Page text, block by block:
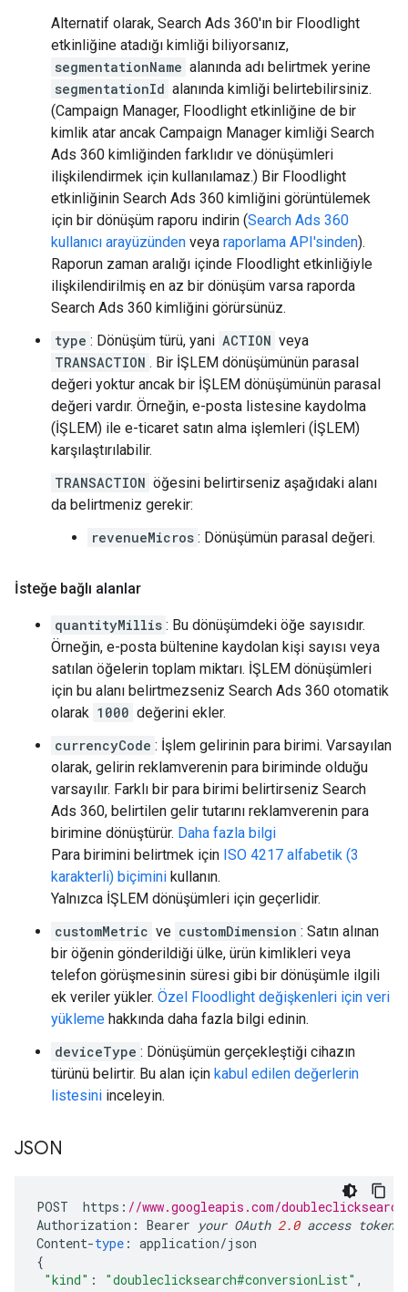
Alternatif olarak, Search Ads 360'ın bir Floodlight
etkinliğine atadığı kimliği biliyorsanız,
segmentationName alanında adı belirtmek yerine
segmentationId alanında kimliği belirtebilirsiniz.
(Campaign Manager, Floodlight etkinliğine de bir
kimlik atar ancak Campaign Manager kimliği Search
Ads 360 kimliğinden farklıdır ve dönüşümleri
ilişkilendirmek için kullanılamaz.) Bir Floodlight
etkinliğinin Search Ads 360 kimliğini görüntülemek
için bir dönüşüm raporu indirin (Search Ads 360
kullanıcı arayüzünden veya raporlama API'sinden).
Raporun zaman aralığı içinde Floodlight etkinliğiyle
ilişkilendirilmiş en az bir dönüşüm varsa raporda
Search Ads 360 kimliğini görürsünüz.
type : Dönüşüm türü, yani ACTION veya
TRANSACTION . Bir İŞLEM dönüşümünün parasal
değeri yoktur ancak bir İŞLEM dönüşümünün parasal
değeri vardır. Örneğin, e-posta listesine kaydolma
(İŞLEM) ile e-ticaret satın alma işlemleri (İŞLEM)
karşılaştırılabilir.
TRANSACTION öğesini belirtirseniz aşağıdaki alanı
da belirtmeniz gerekir:
revenueMicros : Dönüşümün parasal değeri.
İsteğe bağlı alanlar
quantityMillis : Bu dönüşümdeki öğe sayısıdır.
Örneğin, e-posta bültenine kaydolan kişi sayısı veya
satılan öğelerin toplam miktarı. İŞLEM dönüşümleri
için bu alanı belirtmezseniz Search Ads 360 otomatik
olarak 1000 değerini ekler.
currencyCode : İşlem gelirinin para birimi. Varsayılan
olarak, gelirin reklamverenin para biriminde olduğu
varsayılır. Farklı bir para birimi belirtirseniz Search
Ads 360, belirtilen gelir tutarını reklamverenin para
birimine dönüştürür. Daha fazla bilgi
Para birimini belirtmek için ISO 4217 alfabetik (3
karakterli) biçimini kullanın.
Yalnızca İŞLEM dönüşümleri için geçerlidir.
customMetric ve customDimension : Satın alınan
bir öğenin gönderildiği ülke, ürün kimlikleri veya
telefon görüşmesinin süresi gibi bir dönüşümle ilgili
ek veriler yükler. Özel Floodlight değişkenleri için veri
yükleme hakkında daha fazla bilgi edinin.
deviceType : Dönüşümün gerçekleştiği cihazın
türünü belirtir. Bu alan için kabul edilen değerlerin
listesini inceleyin.
JSON
POST https : //www.googleapis.com/
Authorization : Bearer your OAuth 2.0 access token
Content-type : application/json
{
"kind" : "doubleclicksearch#conversionList" ,